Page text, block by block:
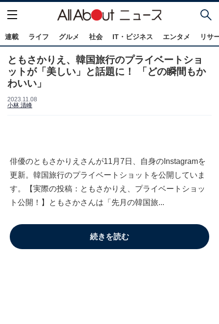
連載 ライフ グルメ 社会 IT・ビジネス エンタメ リサ
ともさかりえ、韓国旅行のプライベートショ
ットが「美しい」と話題に！ 「どの瞬間もか
わいい」
2023.11.08
小林 清峰
俳優のともさかりえさんが11月7日、自身のInstagramを
更新。韓国旅行のプライベートショットを公開していま
す。【実際の投稿：ともさかりえ、プライベートショッ
ト公開！】ともさかさんは「先月の韓国旅...
続きを読む